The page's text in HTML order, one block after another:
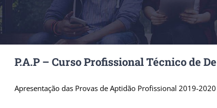
P.A.P – Curso Profissional Técnico de
Apresentação das Provas de Aptidão Profissional 2019-2020